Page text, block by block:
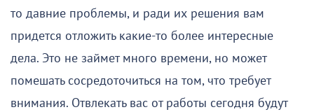
то давние проблемы, и ради их решения вам
придется отложить какие-то более интересные
дела. Это не займет много времени, но может
помешать сосредоточиться на том, что требует
внимания. Отвлекать вас от работы сегодня будут